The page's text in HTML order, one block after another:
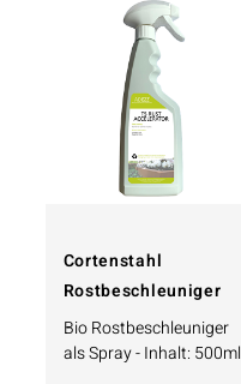
Cortenstahl
Rostbeschleuniger
Bio Rostbeschleuniger
als Spray - Inhalt: 500ml